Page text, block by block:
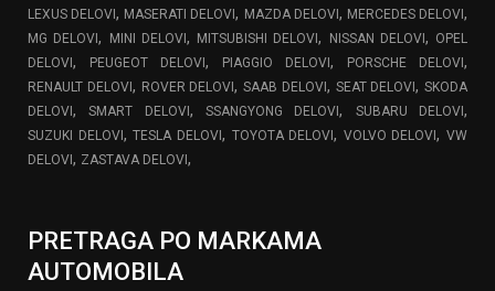
LEXUS DELOVI, MASERATI DELOVI, MAZDA DELOVI, MERCEDES DELOVI,
MG DELOVI, MINI DELOVI, MITSUBISHI DELOVI, NISSAN DELOVI, OPEL
DELOVI, PEUGEOT DELOVI, PIAGGIO DELOVI, PORSCHE DELOVI,
RENAULT DELOVI, ROVER DELOVI, SAAB DELOVI, SEAT DELOVI, SKODA
DELOVI,SMART DELOVI,SSANGYONG DELOVI, SUBARU DELOVI,
SUZUKI DELOVI,TESLA DELOVI, TOYOTA DELOVI, VOLVO DELOVI, VW
DELOVI, ZASTAVA DELOVI,
PRETRAGA PO MARKAMA
AUTOMOBILA